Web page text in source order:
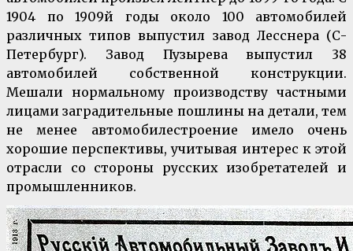
1904 по 1909й годы около 100 автомобилей
различных типов выпустил завод Лесснера (С-
Петербург). Завод Пузырева выпустил 38
автомобилей собственной конструкции.
Мешали нормальному производству частными
лицами заградительные пошлины на детали, тем
не менее автомобилестроение имело очень
хорошие перспективы, учитывая интерес к этой
отрасли со стороны русских изобретателей и
промышленников.